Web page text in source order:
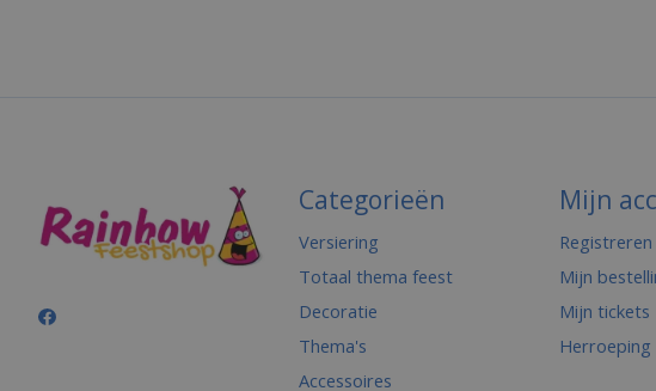
Categorieën
Versiering
Totaal thema feest
Decoratie
Thema's
Accessoires
Mijn
Registreren
Mijn
Mijn tickets
Herroeping